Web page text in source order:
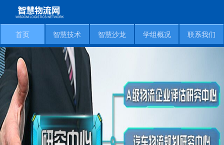
首页 智慧技术 智慧沙龙 学组概况 联系我们